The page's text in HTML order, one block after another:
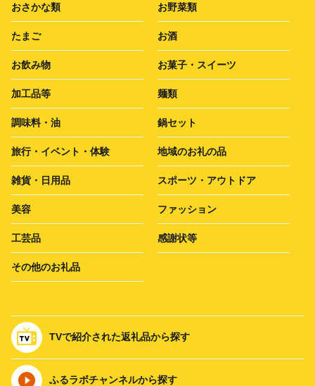
おさかな類 お野菜類
たまご お酒
お飲み物 お菓子・スイーツ
加工品等 麺類
調味料・油 鍋セット
旅行・イベント・体験 地域のお礼の品
雑貨・日用品 スポーツ・アウトドア
美容 ファッション
工芸品 感謝状等
その他のお礼品
TVで紹介された返礼品から探す
ふるラボチャンネルから探す